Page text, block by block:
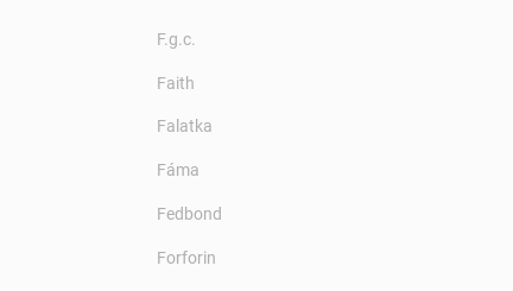
F.g.c.
Faith
Falatka
Fáma
Fedbond
Forforin